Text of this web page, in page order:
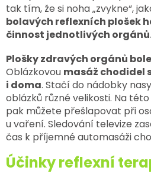
tak tím, že si noha „zvykne“,
bolavých reflexních plošek
činnost jednotlivých
Plošky zdravých orgánů
Oblázkovou masáž chodidel
i doma. Stačí do nádobky
oblázků různé velikosti. Na
pak můžete přešlapovat při
u vaření. Sledování televize
čas k příjemné automasáži
Účinky reflexní